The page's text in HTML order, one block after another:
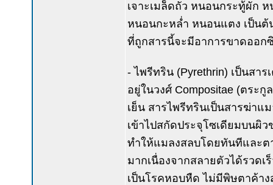
เจาะเมล็ดถั่ว หนอนกระทู้ผัก
หนอนกะหล่ำ หนอนแตง เป็น
ที่ถูกสารนี้จะมีอาการขาดออก
- ไพรีทริน (Pyrethrin) เป็นสา
อยู่ในวงศ์ Compositae (ตระ
เย็น สารไพรีทรินเป็นสารฆ่าแ
เข้าไปสกัดประจุโซเดียมบนผิ
ทำให้แมลงสลบโดยทันทีและ
มากเนื่องจากสลายตัวได้รวด
เป็นโรคหอบหืด ไม่มีพิษตาค้า